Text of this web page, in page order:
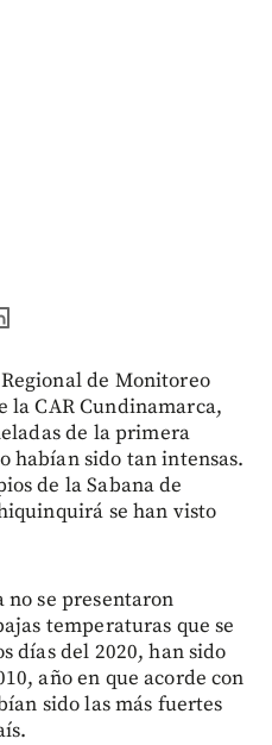
de Monitoreo
la CAR Cundinamarca,
de la primera
habían sido tan intensas.
de la Sabana de
se han visto
no se presentaron
temperaturas que se
días del 2020, han sido
año en que acorde con
sido las más fuertes